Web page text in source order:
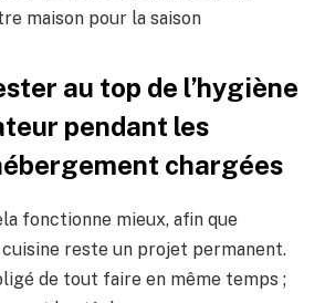
maison pour la saison
au top de l’hygiène
pendant les
chargées
fonctionne mieux, afin que
cuisine reste un projet permanent.
de tout faire en même temps ;